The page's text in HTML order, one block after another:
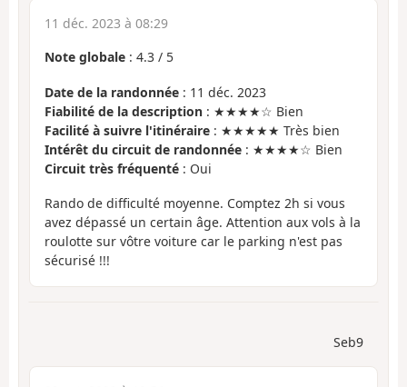
11 déc. 2023 à 08:29
Note globale : 4.3 / 5
Date de la randonnée : 11 déc. 2023
Fiabilité de la description : ★★★★☆ Bien
Facilité à suivre l'itinéraire : ★★★★★ Très bien
Intérêt du circuit de randonnée : ★★★★☆ Bien
Circuit très fréquenté : Oui
Rando de difficulté moyenne. Comptez 2h si vous
avez dépassé un certain âge. Attention aux vols à la
roulotte sur vôtre voiture car le parking n'est pas
sécurisé !!!
Seb9